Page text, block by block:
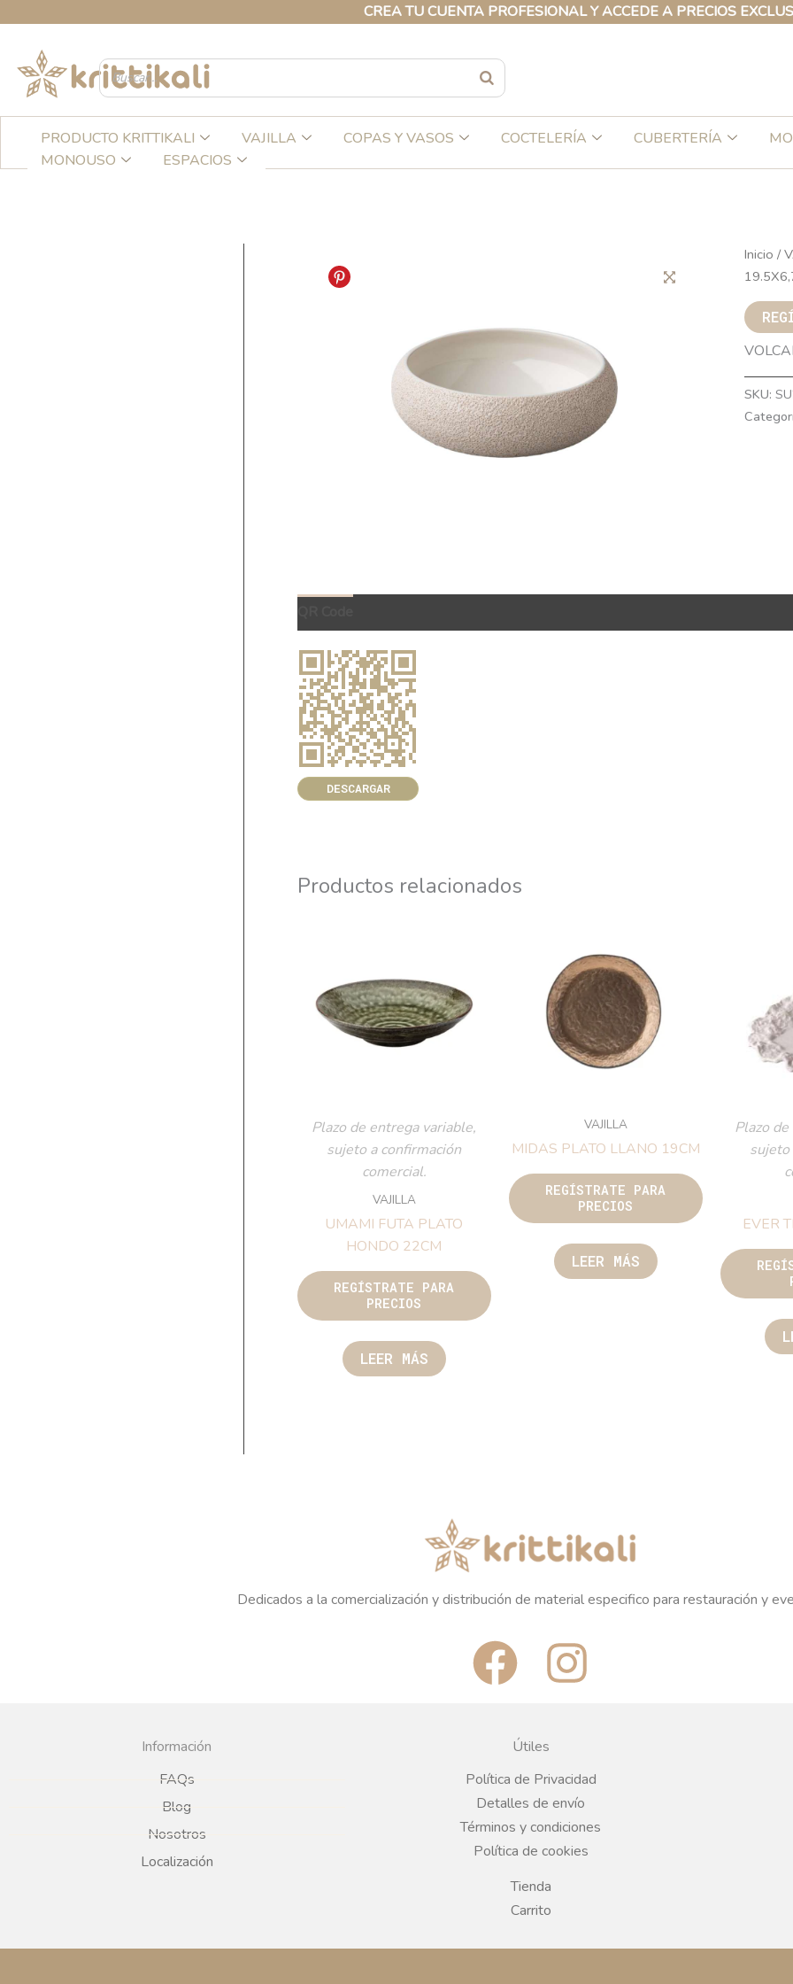
CREA TU CUENTA PROFESIONAL Y ACCEDE A PRECIOS
contenido
PRODUCTO KRITTIKALI VAJILLA COPAS Y VASOS COCTELERÍA CUBERTERÍA
MONOUSO
ESPACIOS
Inicio /
SKU:
DESCARGAR
Productos relacionados
Plazo de entrega variable,
sujeto a confirmación
comercial.
VAJILLA
UMAMI FUTA PLATO
HONDO 22CM
REGÍSTRATE PARA
PRECIOS
LEER MÁS
VAJILLA
MIDAS PLATO LLANO 19CM
REGÍSTRATE PARA
PRECIOS
LEER MÁS
Plazo
sujeto
EVER
Dedicados a la comercialización y distribución de material especifico para restauración y
F
a
c
e
b
o
o
k
I
n
t
a
a
Información
FAQs
Blog
Nosotros
Localización
Útiles
Política de Privacidad
Detalles de envío
Términos y condiciones
Política de cookies
Tienda
Carrito